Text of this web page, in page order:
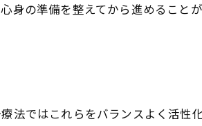
身の準備を整えてから進めること
法ではこれらをバランスよく活性